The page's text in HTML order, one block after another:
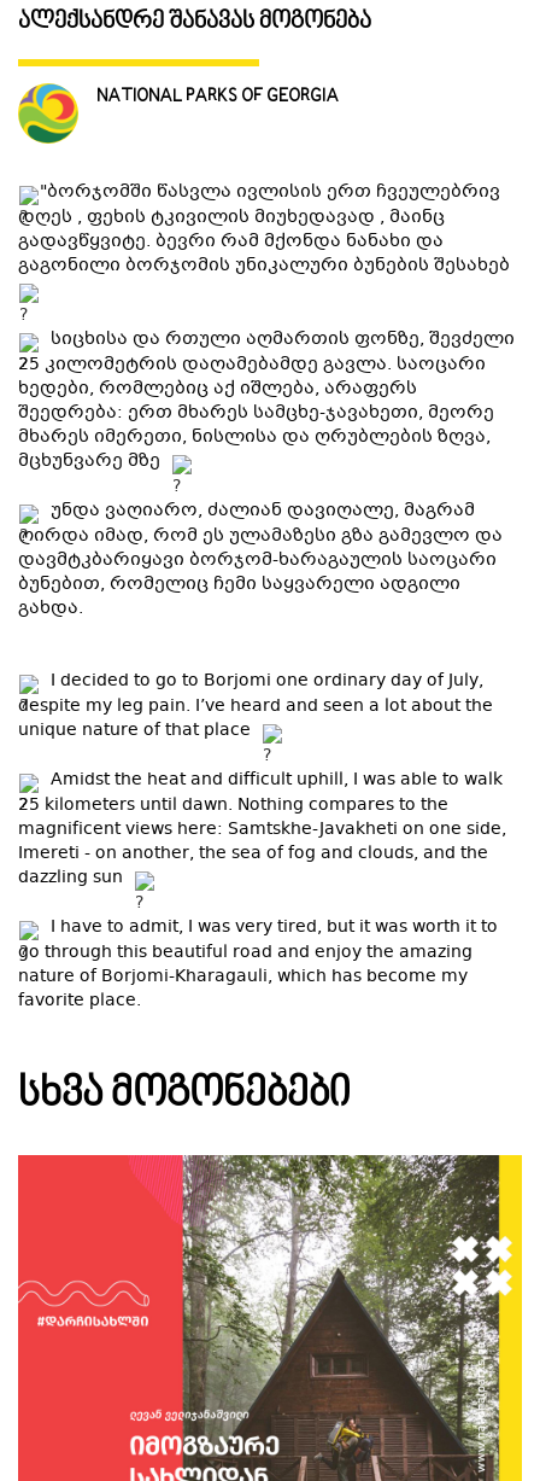
ᲒᲐᲜᲗᲐᲕᲡᲔᲑᲐ ᲓᲐ ᲙᲕᲔᲑᲐ
ᲡᲐᲧᲘᲓᲔᲚᲘ ᲜᲘᲕᲗᲔᲑᲘ
ᲒᲖᲐᲛᲙᲕᲚᲔᲕᲘ
ალექსანდრე შანავას მოგონება
NATIONAL PARKS OF GEORGIA
"ბორჯომში წასვლა ივლისის ერთ ჩვეულებრივ
დღეს , ფეხის ტკივილის მიუხედავად , მაინც
გადავწყვიტე. ბევრი რამ მქონდა ნანახი და
გაგონილი ბორჯომის უნიკალური ბუნების შესახებ
სიცხისა და რთული აღმართის ფონზე, შევძელი
25 კილომეტრის დაღამებამდე გავლა. საოცარი
ხედები, რომლებიც აქ იშლება, არაფერს
შეედრება: ერთ მხარეს სამცხე-ჯავახეთი, მეორე
მხარეს იმერეთი, ნისლისა და ღრუბლების ზღვა,
მცხუნვარე მზე
უნდა ვაღიარო, ძალიან დავიღალე, მაგრამ
ღირდა იმად, რომ ეს ულამაზესი გზა გამევლო და
დავმტკბარიყავი ბორჯომ-ხარაგაულის საოცარი
ბუნებით, რომელიც ჩემი საყვარელი ადგილი
გახდა.
I decided to go to Borjomi one ordinary day of July,
despite my leg pain. I’ve heard and seen a lot about the
unique nature of that place
Amidst the heat and difficult uphill, I was able to walk
25 kilometers until dawn. Nothing compares to the
magnificent views here: Samtskhe-Javakheti on one side,
Imereti - on another, the sea of fog and clouds, and the
dazzling sun
I have to admit, I was very tired, but it was worth it to
go through this beautiful road and enjoy the amazing
nature of Borjomi-Kharagauli, which has become my
favorite place.
ᲡᲮᲕᲐ ᲛᲝᲒᲝᲜᲔᲑᲔᲑᲘ